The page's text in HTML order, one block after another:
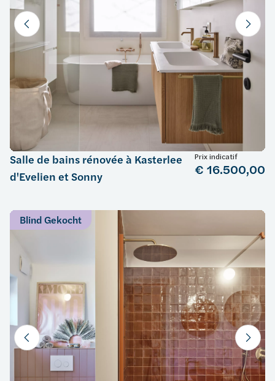
Salle de bains rénovée à Kasterlee
d'Evelien et Sonny
Prix indicatif
€ 16.500,00
Blind Gekocht